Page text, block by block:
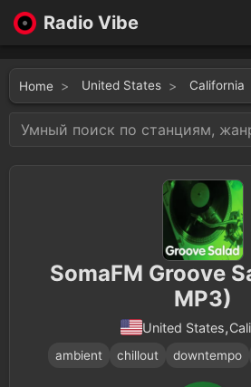
Radio Vibe
Genres
Likes
Favorites
Home United States California
SomaFM Groove
MP3)
United States,
ambient chillout downtempo